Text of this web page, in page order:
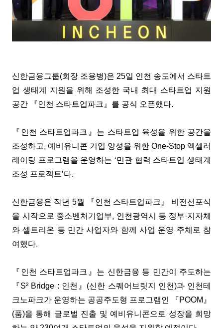
신한금융그룹(회장 조용병)은 25일 인천 송도에서 스타트
업 생태계 지원을 위해 조성한 국내 최대 스타트업 지원
공간 『인천 스타트업파크』를 공식 오픈했다.
『인천 스타트업파크』는 스타트업 육성을 위한 공간을
조성하고, 예비유니콘 기업 양성을 위한 One-Stop 엑셀러
레이팅 프로그램을 운영하는 ‘민관 협력 스타트업 생태계
조성 프로젝트’다.
신한금융은 작년 5월 『인천 스타트업파크』 비전선포식
을 시작으로 중소벤처기업부, 인천광역시 등 정부·지자체
와 셀트리온 등 민간 사업자와 함께 사업 운영 주체로 참
여했다.
『인천 스타트업파크』는 신한금융 등 민간이 주도하는
『S² Bridge : 인천』(신한 스퀘어브릿지 인천)과 인천테
크노파크가 운영하는 공공주도형 프로그램인 『POOM』
(품)을 통해 글로벌 진출 및 예비유니콘으로 성장을 희망